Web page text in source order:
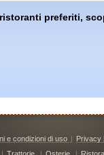
preferiti,
e condizioni di uso | Privacy